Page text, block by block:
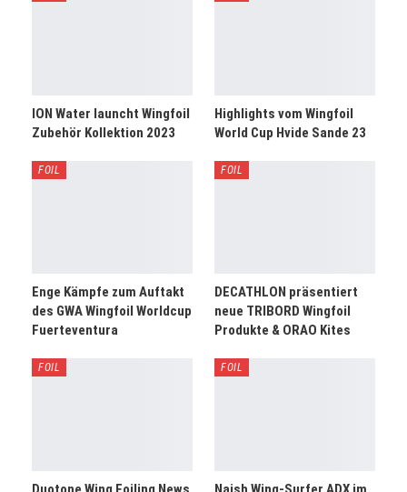
ION Water launcht Wingfoil
Zubehör Kollektion 2023
Highlights vom Wingfoil
World Cup Hvide Sande 23
FOIL
Enge Kämpfe zum Auftakt
des GWA Wingfoil Worldcup
Fuerteventura
FOIL
DECATHLON präsentiert
neue TRIBORD Wingfoil
Produkte & ORAO Kites
FOIL FOIL